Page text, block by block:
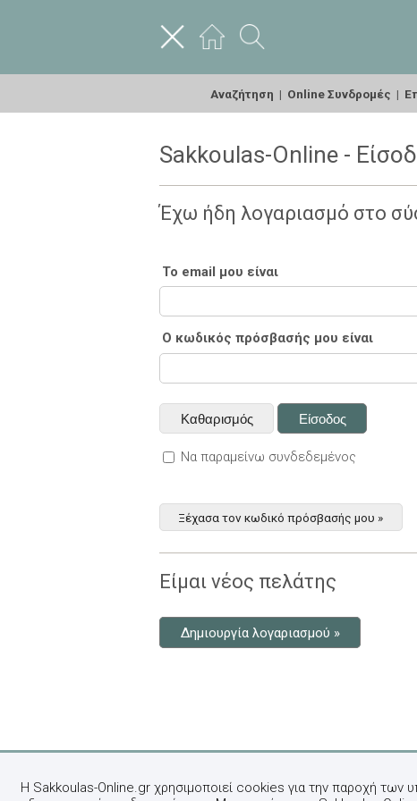
Αναζήτηση | Online Συνδρομές |
Sakkoulas-Online -
Έχω ήδη λογαριασμό στο
Το email μου είναι
Ο κωδικός πρόσβασής μου είναι
Να παραμείνω συνδεδεμένος
Ξέχασα τον κωδικό πρόσβασής μου »
Είμαι νέος πελάτης
Δημιουργία λογαριασμού »
Η Sakkoulas-Online.gr χρησιμοποιεί cookies για την παροχή των